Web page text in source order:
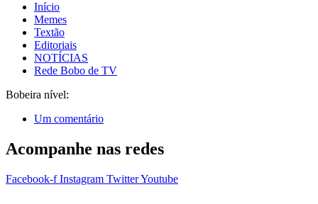
Início
Memes
Textão
Editoriais
NOTÍCIAS
Rede Bobo de TV
Bobeira nível:
Um comentário
Acompanhe nas redes
Facebook-f Instagram TwitterYoutube